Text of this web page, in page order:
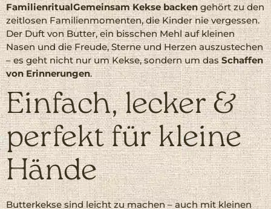
FamilienritualGemeinsam Kekse backengehört zu den
zeitlosen Familienmomenten, die Kinder nie vergessen.
Der Duft von Butter, ein bisschen Mehl auf kleinen
Nasen und die Freude, Sterne und Herzen auszustechen
– es geht nicht nur um Kekse, sondern um dasSchaffen
von Erinnerungen.
Einfach, lecker &
perfekt für kleine
Hände
Butterkekse sind leicht zu machen – auch mit kleinen